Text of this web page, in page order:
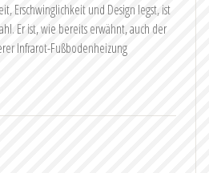
Erschwinglichkeit und Design legst, ist
Er ist, wie bereits erwähnt, auch der
Infrarot-Fußbodenheizung